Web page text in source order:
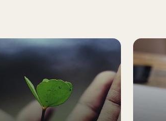
تقویم دیواری